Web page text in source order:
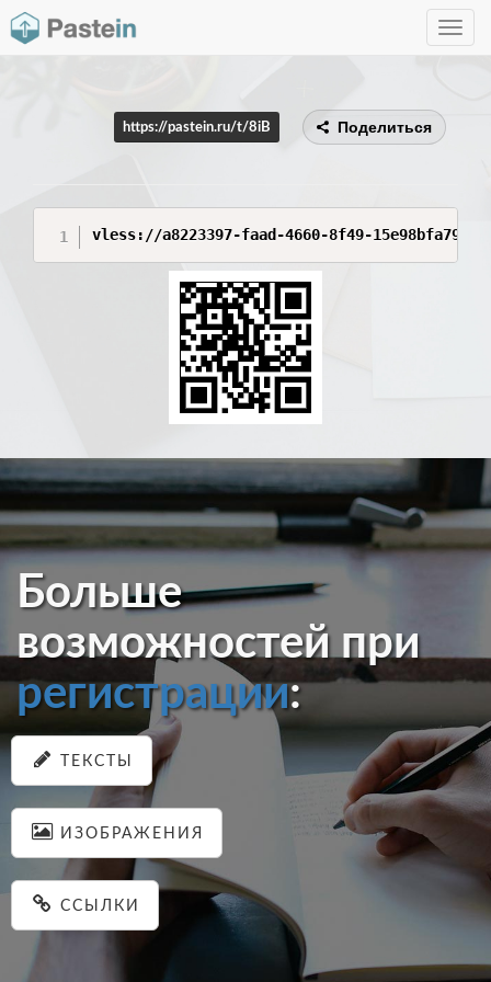
Toggle
https://pastein.ru/t/8iB Поделиться
vless://a8223397-faad-4660-8f49-
Больше
возможностей при
регистрации:
ТЕКСТЫ
ИЗОБРАЖЕНИЯ
ССЫЛКИ